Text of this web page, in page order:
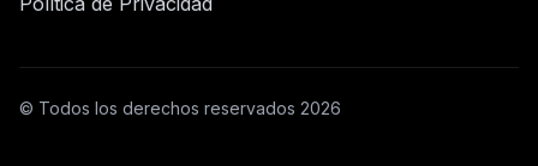
© Todos los derechos reservados 2026